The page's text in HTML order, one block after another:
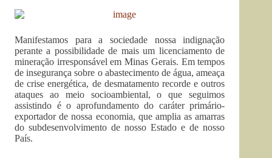
Manifestamos para a sociedade nossa indignação
perante a possibilidade de mais um licenciamento de
mineração irresponsável em Minas Gerais. Em tempos
de insegurança sobre o abastecimento de água, ameaça
de crise energética, de desmatamento recorde e outros
ataques ao meio socioambiental, o que seguimos
assistindo é o aprofundamento do caráter primário-
exportador de nossa economia, que amplia as amarras
do subdesenvolvimento de nosso Estado e de nosso
País.